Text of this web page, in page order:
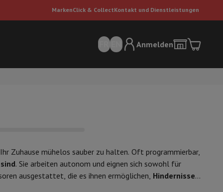
MarkenClick & CollectKontakt und Dienstleistungen
Dyson StaubsaugerStaubsauger-ZubehörBodenreiniger
Anmelden
Zuhause mühelos sauber zu halten. Oft programmierbar,
. Sie arbeiten autonom und eignen sich sowohl für
ausgestattet, die es ihnen ermöglichen, Hindernisse